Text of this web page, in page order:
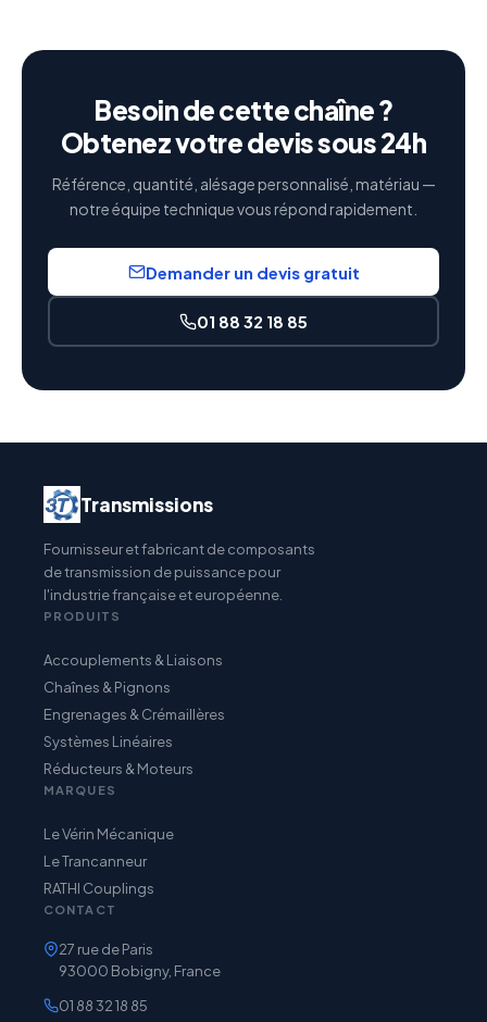
Besoin de cette chaîne ?
Obtenez votre devis sous 24h
Référence, quantité, alésage personnalisé, matériau —
notre équipe technique vous répond rapidement.
Demander un devis gratuit
01 88 32 18 85
Transmissions
Fournisseur et fabricant de composants
de transmission de puissance pour
l'industrie française et européenne.
PRODUITS
Accouplements & Liaisons
Chaînes & Pignons
Engrenages & Crémaillères
Systèmes Linéaires
Réducteurs & Moteurs
MARQUES
Le Vérin Mécanique
Le Trancanneur
RATHI Couplings
CONTACT
27 rue de Paris
93000 Bobigny, France
01 88 32 18 85